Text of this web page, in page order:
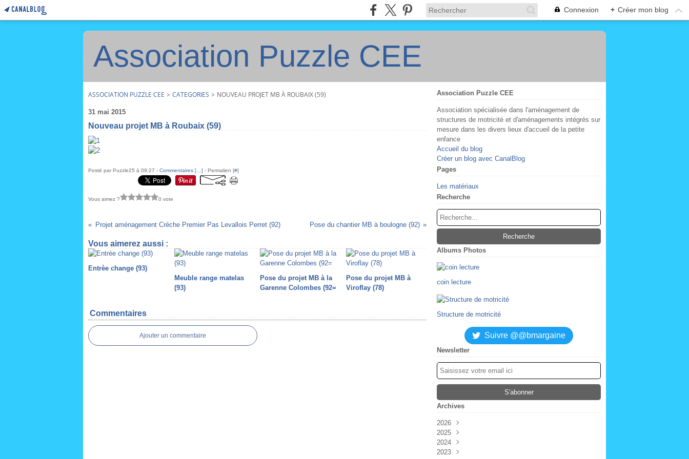
Connexion + Créer mon blog
Association Puzzle CEE
ASSOCIATION PUZZLE CEE > CATEGORIES > NOUVEAU PROJET MB À ROUBAIX (59)
31 mai 2015
Nouveau projet MB à Roubaix (59)
Posté par Puzzle25 à 09:27 - Commentaires [ ] - Permalien [#]
Vous aimez ? 0 vote
Projet aménagement Crèche Premier Pas Levallois Perret (92) Pose du chantier MB à boulogne (92)
Vous aimerez aussi :
Entrèe change (93)
Meuble range matelas
(93)
Pose du projet MB à la
Garenne Colombes (92=
Pose du projet MB à
Viroflay (78)
Commentaires
Ajouter un commentaire
Association Puzzle CEE
Association spécialisée dans l'aménagement de
structures de motricité et d'aménagements intégrés sur
mesure dans les divers lieux d'accueil de la petite
enfance
Accueil du blog
Créer un blog avec CanalBlog
Pages
Les matériaux
Recherche
Albums Photos
coin lecture
Structure de motricité
Suivre @@bmargaine
Newsletter
Archives
2026
Février
2025
Octobre
Septembre
2024
Décembre
2023